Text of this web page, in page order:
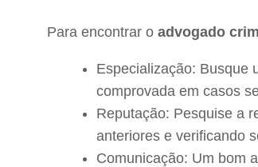
Para encontrar o advogado
Especialização: Busque
comprovada em casos
Reputação: Pesquise a
anteriores e verificando
Comunicação: Um bom